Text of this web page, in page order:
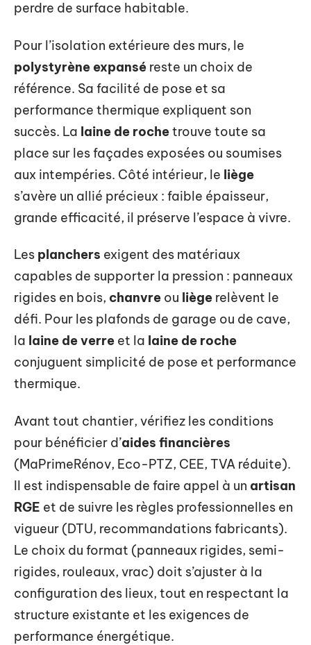
perdre de surface habitable.
Pour l’isolation extérieure des murs, le
polystyrène expansé reste un choix de
référence. Sa facilité de pose et sa
performance thermique expliquent son
succès. La laine de rochetrouve toute sa
place sur les façades exposées ou soumises
aux intempéries. Côté intérieur, le liège
s’avère un allié précieux : faible épaisseur,
grande efficacité, il préserve l’espace à vivre.
Les planchers exigent des matériaux
capables de supporter la pression : panneaux
rigides en bois, chanvre ou liège relèvent le
défi. Pour les plafonds de garage ou de cave,
la laine de verre et la laine de roche
conjuguent simplicité de pose et performance
thermique.
Avant tout chantier, vérifiez les conditions
pour bénéficier d’aides financières
(MaPrimeRénov, Eco-PTZ, CEE, TVA réduite).
Il est indispensable de faire appel à un artisan
RGE et de suivre les règles professionnelles en
vigueur (DTU, recommandations fabricants).
Le choix du format (panneaux rigides, semi-
rigides, rouleaux, vrac) doit s’ajuster à la
configuration des lieux, tout en respectant la
structure existante et les exigences de
performance énergétique.